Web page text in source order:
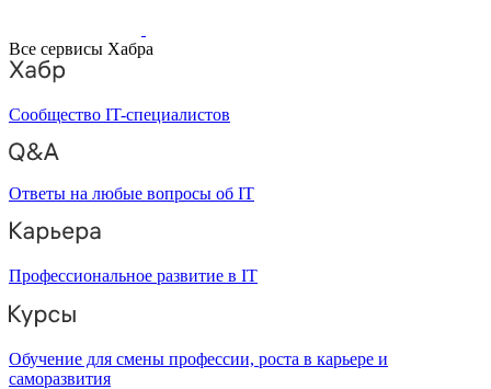
Все сервисы Хабра
Сообщество IT-специалистов
Ответы на любые вопросы об IT
Профессиональное развитие в IT
Обучение для смены профессии, роста в карьере и
саморазвития